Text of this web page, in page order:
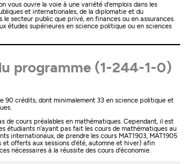
vous ouvre la voie à une variété d'emplois dans les
et internationales, de la diplomatie et du
le secteur public que privé, en finances ou en assurances.
études supérieures en science politique ou en sciences
programme (1-244-1-0)
90 crédits, dont minimalement 33 en science politique et
de cours préalables en mathématiques. Cependant, il est
étudiants n'ayant pas fait les cours de mathématiques au
internationaux, de prendre les cours MAT1903, MAT1905
et offerts aux sessions d'été, automne et hiver) afin
nécessaires à la réussite des cours d'économie.